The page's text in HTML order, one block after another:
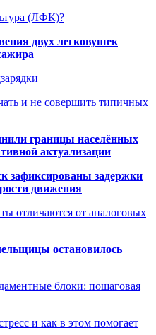
(ЛФК)?
двух легковушек
и не совершить типичных
границы населённых
актуализации
зафиксированы задержки
движения
отличаются от аналоговых
остановилось
блоки: пошаговая
и как в этом помогает